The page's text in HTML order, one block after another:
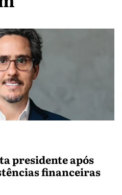
presidente após
financeiras